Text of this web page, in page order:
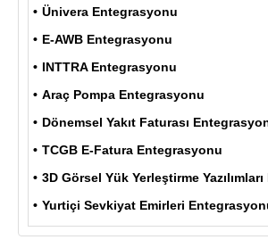
Ünivera Entegrasyonu
E-AWB Entegrasyonu
INTTRA Entegrasyonu
Araç Pompa Entegrasyonu
Dönemsel Yakıt Faturası
TCGB E-Fatura Entegrasyonu
3D Görsel Yük Yerleştirme
Yurtiçi Sevkiyat Emirleri